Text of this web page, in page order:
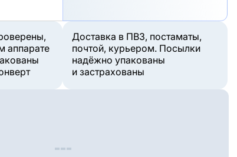
аппарате
Доставка в ПВЗ, постаматы,
почтой, курьером. Посылки
надёжно упакованы
и застрахованы